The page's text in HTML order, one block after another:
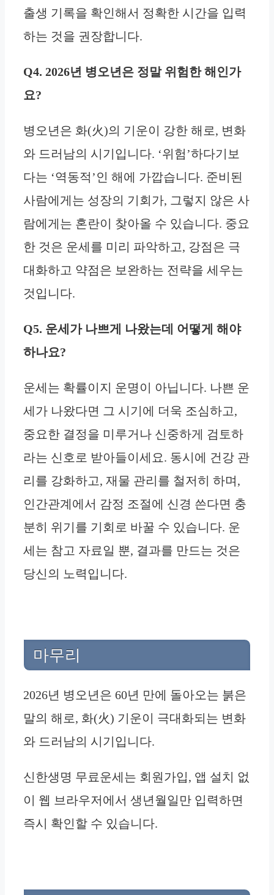
출생 기록을 확인해서 정확한 시간을 입력
하는 것을 권장합니다.
Q4. 2026년 병오년은 정말 위험한 해인가
요?
병오년은 화(火)의 기운이 강한 해로, 변화
와 드러남의 시기입니다. ‘위험’하다기보
다는 ‘역동적’인 해에 가깝습니다. 준비된
사람에게는 성장의 기회가, 그렇지 않은 사
람에게는 혼란이 찾아올 수 있습니다. 중요
한 것은 운세를 미리 파악하고, 강점은 극
대화하고 약점은 보완하는 전략을 세우는
것입니다.
Q5. 운세가 나쁘게 나왔는데 어떻게 해야
하나요?
운세는 확률이지 운명이 아닙니다. 나쁜 운
세가 나왔다면 그 시기에 더욱 조심하고,
중요한 결정을 미루거나 신중하게 검토하
라는 신호로 받아들이세요. 동시에 건강 관
리를 강화하고, 재물 관리를 철저히 하며,
인간관계에서 감정 조절에 신경 쓴다면 충
분히 위기를 기회로 바꿀 수 있습니다. 운
세는 참고 자료일 뿐, 결과를 만드는 것은
당신의 노력입니다.
마무리
2026년 병오년은 60년 만에 돌아오는 붉은
말의 해로, 화(火) 기운이 극대화되는 변화
와 드러남의 시기입니다.
신한생명 무료운세는 회원가입, 앱 설치 없
이 웹 브라우저에서 생년월일만 입력하면
즉시 확인할 수 있습니다.